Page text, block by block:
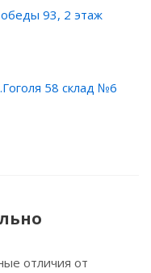
93, 2 этаж
58 склад №6
отличия от